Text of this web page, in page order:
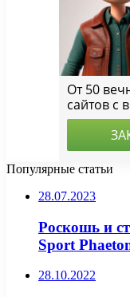
Популярные статьи
28.07.2023
Роскошь и
Sport
28.10.2022